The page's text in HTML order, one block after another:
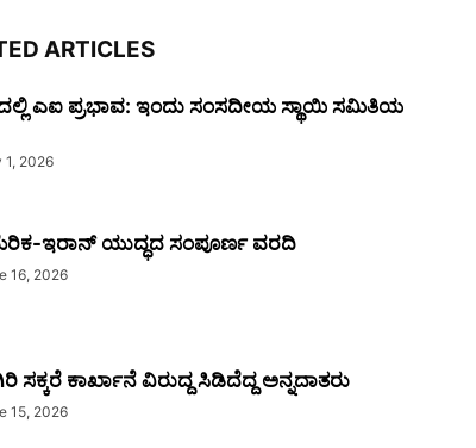
ARTICLES
ಎಐ ಪ್ರಭಾವ: ಇಂದು ಸಂಸದೀಯ ಸ್ಥಾಯಿ ಸಮಿತಿಯ
1, 2026
ಇರಾನ್ ಯುದ್ಧದ ಸಂಪೂರ್ಣ ವರದಿ
16, 2026
ಕಾರ್ಖಾನೆ ವಿರುದ್ದ ಸಿಡಿದೆದ್ದ ಅನ್ನದಾತರು
15, 2026